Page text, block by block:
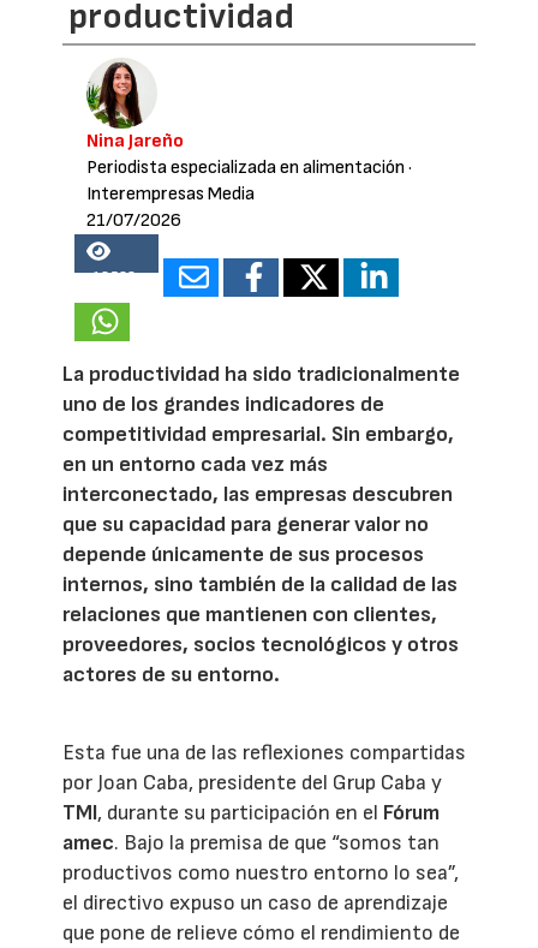
productividad
Nina Jareño
Periodista especializada en alimentación ·
Interempresas Media
21/07/2026
18528
La productividad ha sido tradicionalmente
uno de los grandes indicadores de
competitividad empresarial. Sin embargo,
en un entorno cada vez más
interconectado, las empresas descubren
que su capacidad para generar valor no
depende únicamente de sus procesos
internos, sino también de la calidad de las
relaciones que mantienen con clientes,
proveedores, socios tecnológicos y otros
actores de su entorno.
Esta fue una de las reflexiones compartidas
por Joan Caba, presidente del Grup Caba y
TMI, durante su participación en el Fórum
amec. Bajo la premisa de que “somos tan
productivos como nuestro entorno lo sea”,
el directivo expuso un caso de aprendizaje
que pone de relieve cómo el rendimiento de